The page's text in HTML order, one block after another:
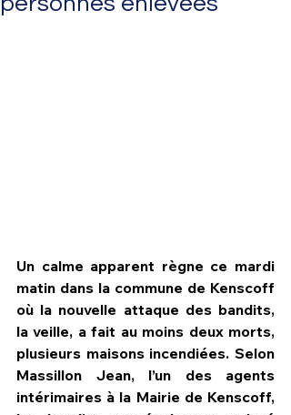
HPN Live
Un calme apparent règne ce mardi
matin dans la commune de Kenscoff
où la nouvelle attaque des bandits,
la veille, a fait au moins deux morts,
plusieurs maisons incendiées. Selon
Massillon Jean, l’un des agents
intérimaires à la Mairie de Kenscoff,